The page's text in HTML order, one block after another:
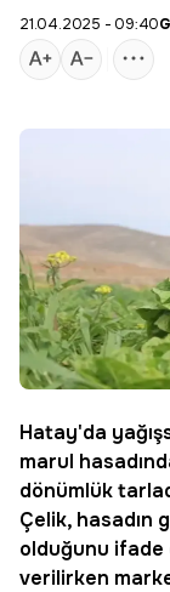
21.04.2025 - 09:40
Hatay'da
marul
dönümlük
Çelik, hasadın
olduğunu
verilirken